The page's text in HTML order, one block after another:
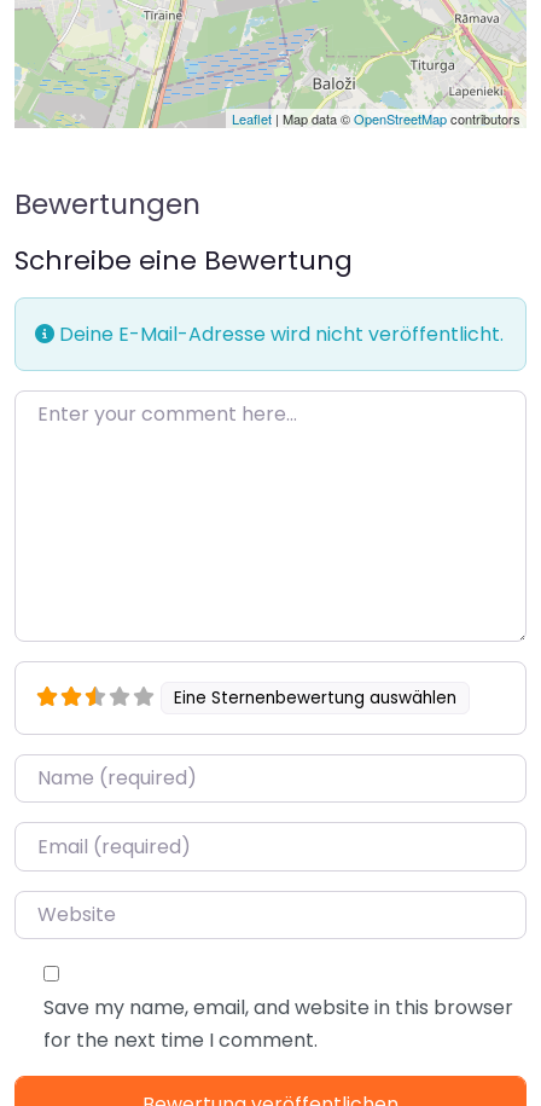
Leaflet | Map data ©OpenStreetMapcontributors
Bewertungen
Schreibe eine Bewertung
Deine E-Mail-Adresse wird nicht veröffentlicht.
Enter your comment here…
Eine Sternenbewertung auswählen
Name*
Email*
Website
Save my name, email, and website in this browser
for the next time I comment.